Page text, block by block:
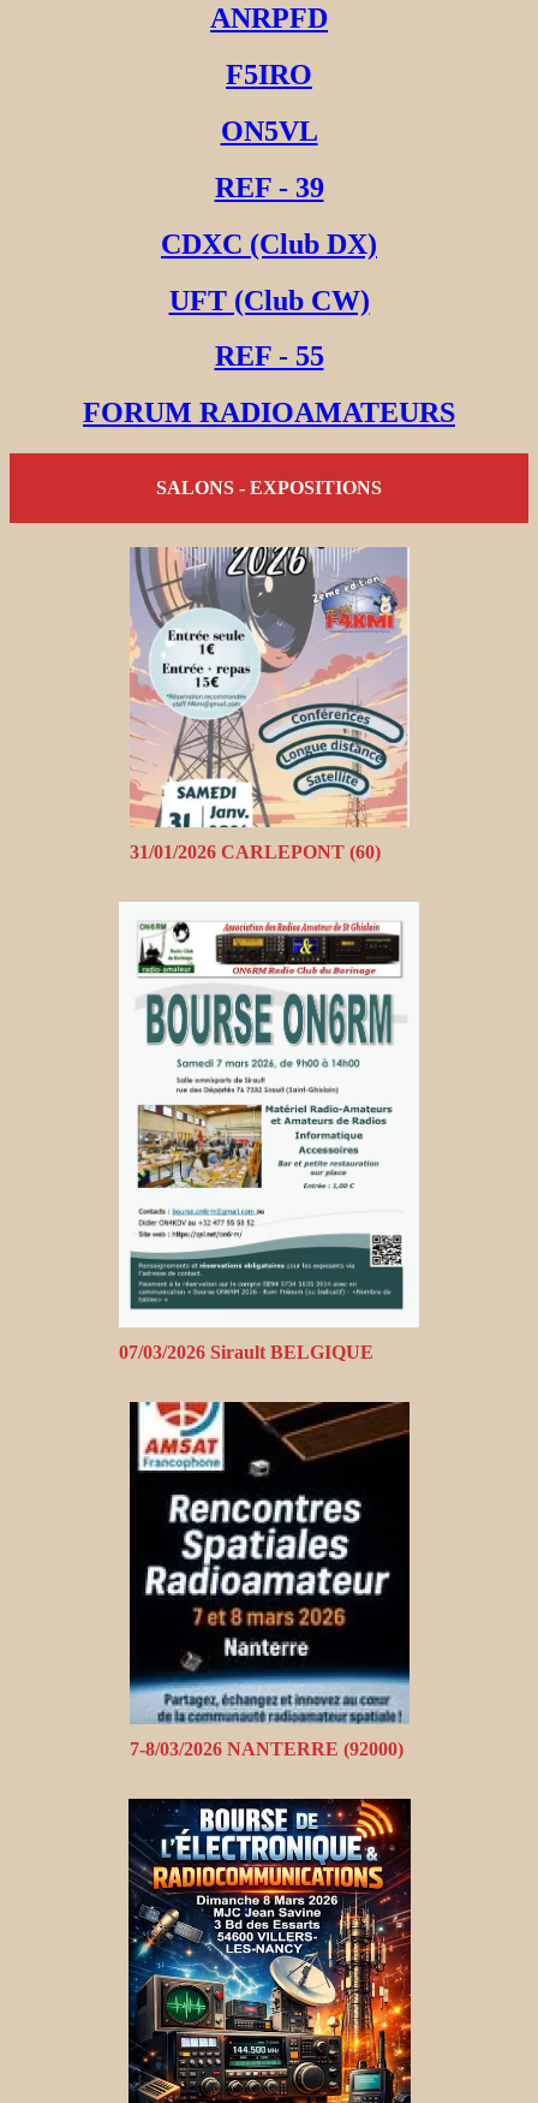
ANRPFD
F5IRO
ON5VL
REF - 39
CDXC (Club DX)
UFT (Club CW)
REF - 55
FORUM RADIOAMATEURS
SALONS - EXPOSITIONS
31/01/2026 CARLEPONT (60)
07/03/2026 Sirault BELGIQUE
7-8/03/2026 NANTERRE (92000)